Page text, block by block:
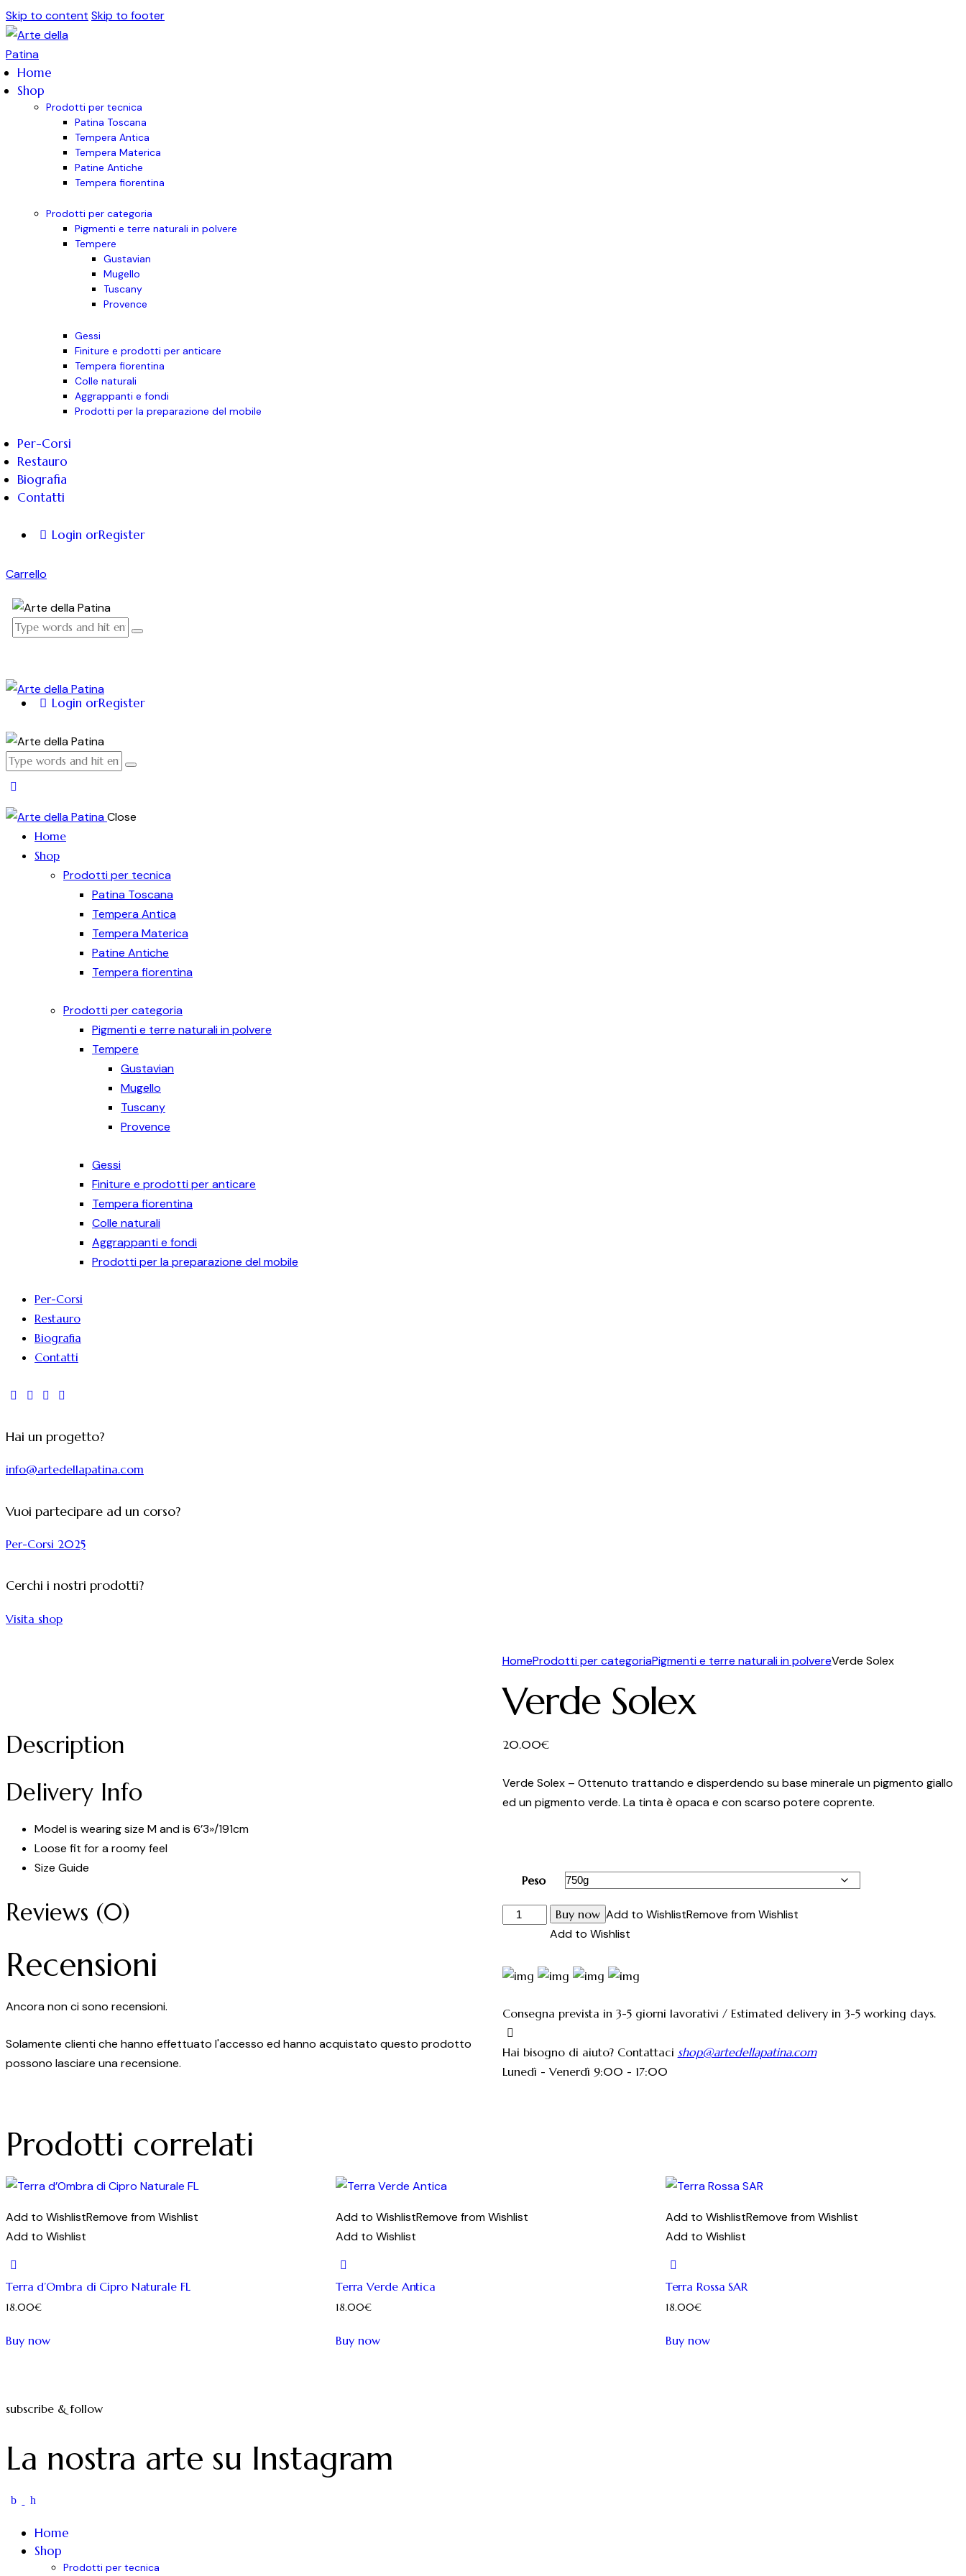
Skip to content Skip to footer
Home
Shop
Prodotti per tecnica
Patina Toscana
Tempera Antica
Tempera Materica
Patine Antiche
Tempera fiorentina
Prodotti per categoria
Pigmenti e terre naturali in polvere
Tempere
Gustavian
Mugello
Tuscany
Provence
Gessi
Finiture e prodotti per anticare
Tempera fiorentina
Colle naturali
Aggrappanti e fondi
Prodotti per la preparazione del mobile
Per-Corsi
Restauro
Biografia
Contatti
Login orRegister
Carrello
Login orRegister
Close
Home
Shop
Prodotti per tecnica
Patina Toscana
Tempera Antica
Tempera Materica
Patine Antiche
Tempera fiorentina
Prodotti per categoria
Pigmenti e terre naturali in polvere
Tempere
Gustavian
Mugello
Tuscany
Provence
Gessi
Finiture e prodotti per anticare
Tempera fiorentina
Colle naturali
Aggrappanti e fondi
Prodotti per la preparazione del mobile
Per-Corsi
Restauro
Biografia
Contatti
Hai un progetto?
info@artedellapatina.com
Vuoi partecipare ad un corso?
Per-Corsi 2025
Cerchi i nostri prodotti?
Visita shop
HomeProdotti per categoriaPigmenti e terre naturali in polvereVerde Solex
Verde Solex
20.00€
Verde Solex – Ottenuto trattando e disperdendo su base minerale un pigmento giallo
ed un pigmento verde. La tinta è opaca e con scarso potere coprente.
Peso
Verde
Buy now Add to WishlistRemove from Wishlist
Add to Wishlist
Consegna prevista in 3-5 giorni lavorativi / Estimated delivery in 3-5 working days.
Hai bisogno di aiuto? Contattaci shop@artedellapatina.com
Lunedì - Venerdì 9:00 - 17:00
Description
Delivery Info
Model is wearing size M and is 6’3»/191cm
Loose fit for a roomy feel
Size Guide
Reviews (0)
Recensioni
Ancora non ci sono recensioni.
Solamente clienti che hanno effettuato l'accesso ed hanno acquistato questo prodotto
possono lasciare una recensione.
Prodotti correlati
Add to WishlistRemove from Wishlist
Add to Wishlist
Terra d’Ombra di Cipro Naturale FL
18.00€
Buy now
varianti.
possono
del
Add to WishlistRemove from Wishlist
Add to Wishlist
Terra Verde Antica
18.00€
Buy now
possono
Add to WishlistRemove from Wishlist
Add to Wishlist
Terra Rossa SAR
18.00€
Buy now
subscribe & follow
La nostra arte su Instagram
Home
Shop
Prodotti per tecnica